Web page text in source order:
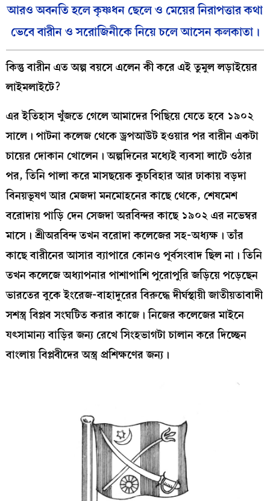
আরও অবনতি হলে কৃষ্ণধন ছেলে ও মেয়ের নিরাপত্তার কথা
ভেবে বারীন ও সরোজিনীকে নিয়ে চলে আসেন কলকাতা।
কিন্তু বারীন এত অল্প বয়সে এলেন কী করে এই তুমুল লড়াইয়ের
লাইমলাইটে?
এর ইতিহাস খুঁজতে গেলে আমাদের পিছিয়ে যেতে হবে ১৯০২
সালে। পাটনা কলেজ থেকে ড্রপআউট হওয়ার পর বারীন একটা
চায়ের দোকান খোলেন। অল্পদিনের মধ্যেই ব্যবসা লাটে ওঠার
পর, তিনি পালা করে মাসছয়েক কুচবিহার আর ঢাকায় বড়দা
বিনয়ভূষণ আর মেজদা মনমোহনের কাছে থেকে, শেষমেশ
বরোদায় পাড়ি দেন সেজদা অরবিন্দর কাছে ১৯০২ এর নভেম্বর
মাসে। শ্রীঅরবিন্দ তখন বরোদা কলেজের সহ-অধ্যক্ষ। তাঁর
কাছে বারীনের আসার ব্যাপারে কোনও পূর্বসংবাদ ছিল না। তিনি
তখন কলেজে অধ্যাপনার পাশাপাশি পুরোপুরি জড়িয়ে পড়েছেন
ভারতের বুকে ইংরেজ-বাহাদুরের বিরুদ্ধে দীর্ঘস্থায়ী জাতীয়তাবাদী
সশস্ত্র বিপ্লব সংঘটিত করার কাজে। নিজের কলেজের মাইনে
যৎসামান্য বাড়ির জন্য রেখে সিংহভাগটা চালান করে দিচ্ছেন
বাংলায় বিপ্লবীদের অস্ত্র প্রশিক্ষণের জন্য।